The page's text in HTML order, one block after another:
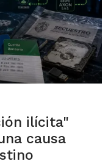
ilícita"
causa